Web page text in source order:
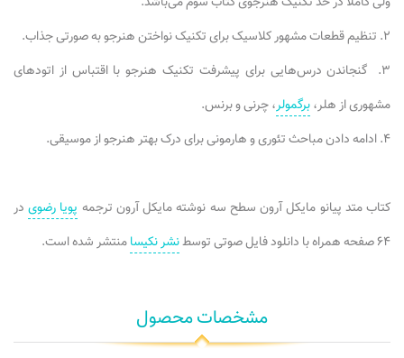
۲. تنظیم قطعات مشهور کلاسیک برای تکنیک نواختن هنرجو به صورتی جذاب.
۳. گنجاندن درس‌هایی برای پیشرفت تکنیک هنرجو با اقتباس از اتود‌های
مشهوری از هلر،برگمولر، چرنی و برنس.
۴. ادامه دادن مباحث تئوری و هارمونی برای درک بهتر هنرجو از موسیقی.
کتاب متد پیانو مایکل آرون سطح سه نوشته مایکل آرون ترجمه پویا رضویدر
۶۴ صفحه همراه با دانلود فایل صوتی توسط
نشر نکیسامنتشر شده است.
مشخصات محصول